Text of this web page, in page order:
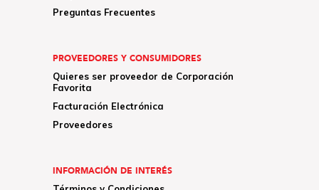
Preguntas Frecuentes
PROVEEDORES Y CONSUMIDORES
Quieres ser proveedor de Corporación
Favorita
Facturación Electrónica
Proveedores
INFORMACIÓN DE INTERÉS